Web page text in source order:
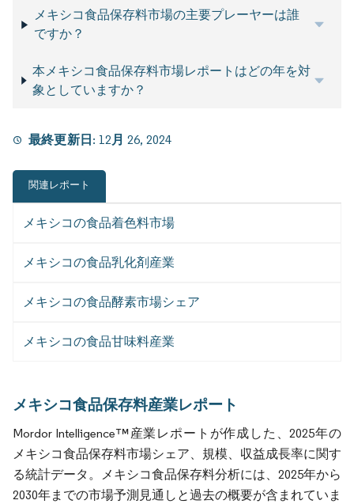
メキシコ食品保存料市場の主要プレーヤーは誰
ですか？
本メキシコ食品保存料市場レポートはどの年を対
象としていますか？
最終更新日: 12月 26, 2024
関連レポート
メキシコの食品着色料市場
メキシコの食品乳化剤産業
メキシコの食品酵素市場シェア
メキシコの食品甘味料産業
メキシコ食品保存料産業レポート
Mordor Intelligence™産業レポートが作成した、2025年の
メキシコ食品保存料市場シェア、規模、収益成長率に関す
る統計データ。メキシコ食品保存料分析には、2025年から
2030年までの市場予測見通しと過去の概要が含まれていま